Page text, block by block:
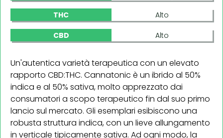
THC Alto
CBD Alto
Un'autentica varietà terapeutica con un elevato
rapporto CBD:THC. Cannatonic è un ibrido al 50%
indica e al 50% sativa, molto apprezzato dai
consumatori a scopo terapeutico fin dal suo primo
lancio sul mercato. Gli esemplari esibiscono una
robusta struttura indica, con un lieve allungamento
in verticale tipicamente sativa. Ad ogni modo, la